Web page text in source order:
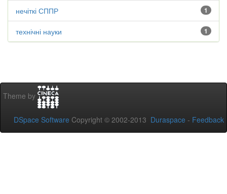
1
нечіткі СППР
1
технічні науки
Theme by
DSpace Software Copyright © 2002-2013 Duraspace - Feedback